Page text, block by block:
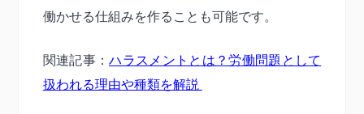
働かせる仕組みを作ることも可能です。
関連記事：ハラスメントとは？労働問題として
扱われる理由や種類を解説